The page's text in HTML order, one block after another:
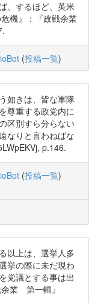
、するほど、英米
機』：『政戦余業
(投稿一覧)
如きは、皆な軍隊
尊重する政党内に
区別すら分らない
なりと言わねばな
p.146.
(投稿一覧)
以上は、選挙人多
挙の際に未だ現わ
党議とする事は出
業 第一輯』